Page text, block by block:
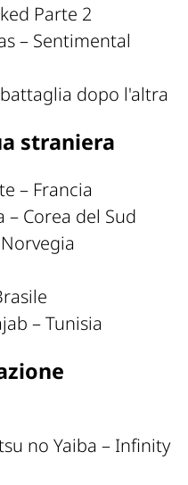
Parte 2
– Sentimental
dopo l'altra
straniera
– Francia
– Corea del Sud
– Tunisia
no Yaiba – Infinity